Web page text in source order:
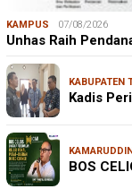
KAMPUS 07/08/2026
Unhas Raih
KABUPATEN
Kadis
BOS